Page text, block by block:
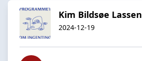
Kim Bildsøe Lassen
2024-12-19